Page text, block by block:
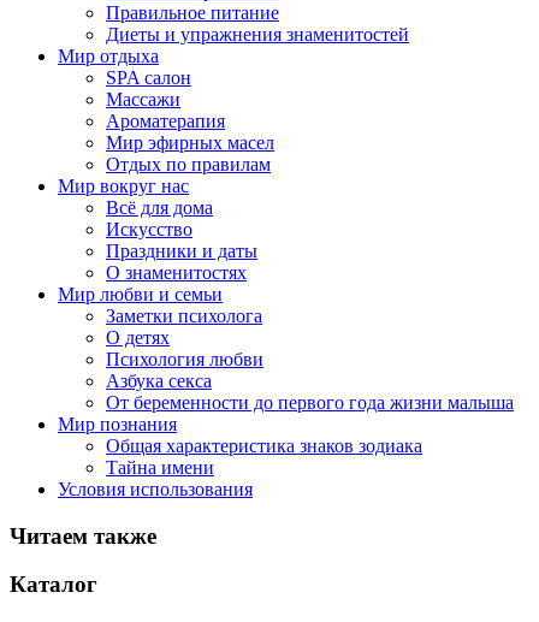
Правильное питание
Диеты и упражнения знаменитостей
Мир отдыха
SPA салон
Массажи
Ароматерапия
Мир эфирных масел
Отдых по правилам
Мир вокруг нас
Всё для дома
Искусство
Праздники и даты
О знаменитостях
Мир любви и семьи
Заметки психолога
О детях
Психология любви
Азбука секса
От беременности до первого года жизни малыша
Мир познания
Общая характеристика знаков зодиака
Тайна имени
Условия использования
Читаем также
Каталог